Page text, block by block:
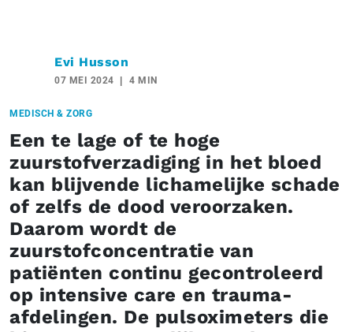
Evi Husson
07 MEI 2024 4 MIN
MEDISCH & ZORG
Een te lage of te hoge
zuurstofverzadiging in het bloed
kan blijvende lichamelijke schade
of zelfs de dood veroorzaken.
Daarom wordt de
zuurstofconcentratie van
patiënten continu gecontroleerd
op intensive care en trauma-
afdelingen. De pulsoximeters die